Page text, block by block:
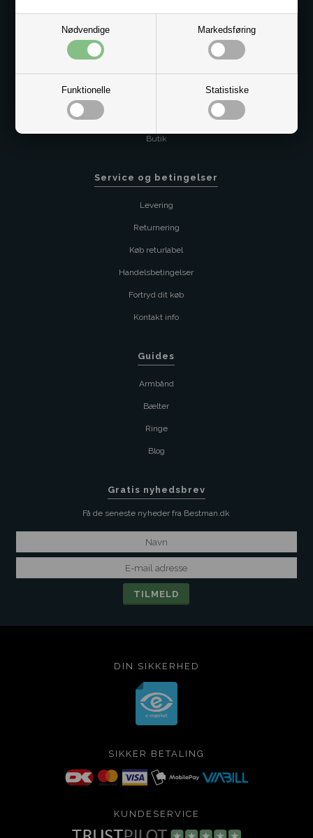
Nødvendige Markedsføring
Funktionelle Statistiske
Kundeservice@bestman.dk
CVR 33496362 Thol Aps
Butik
Service og betingelser
Levering
Returnering
Køb returlabel
Handelsbetingelser
Fortryd dit køb
Kontakt info
Guides
Armbånd
Bælter
Ringe
Blog
Gratis nyhedsbrev
Få de seneste nyheder fra Bestman.dk
DIN SIKKERHED
SIKKER BETALING
KUNDESERVICE